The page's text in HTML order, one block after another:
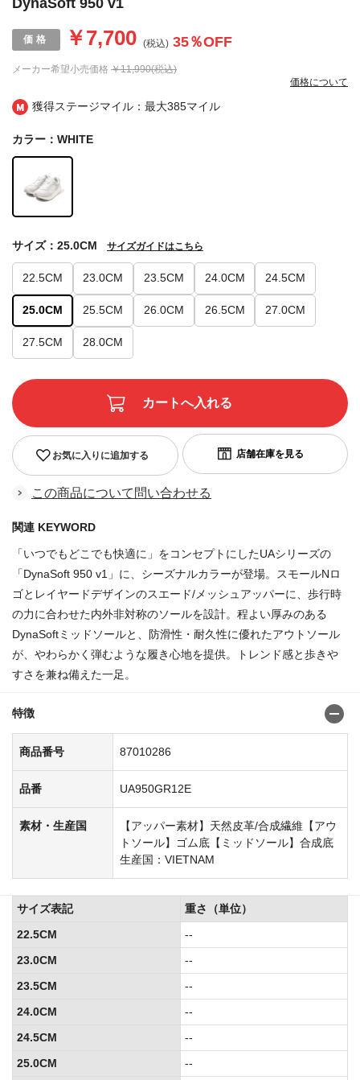
獲得ステージマイル：最大385マイル
DynaSoft 950 v1
メーカー希望小売価格 ￥11,990(税込)
￥7,700 (税込) 35％OFF
価格について
カラー：WHITE
22.5CM 23.0CM 23.5CM 24.0CM 24.5CM
25.0CM 25.5CM 26.0CM 26.5CM 27.0CM
27.5CM 28.0CM
サイズ：25.0CM サイズガイドはこちら
お気に入りに追加する
この商品について問い合わせる
関連 KEYWORD
「いつでもどこでも快適に」をコンセプトにしたUAシリーズの
「DynaSoft 950 v1」に、シーズナルカラーが登場。スモールNロ
ゴとレイヤードデザインのスエード/メッシュアッパーに、歩行時
の力に合わせた内外非対称のソールを設計。程よい厚みのある
DynaSoftミッドソールと、防滑性・耐久性に優れたアウトソール
が、やわらかく弾むような履き心地を提供。トレンド感と歩きや
すさを兼ね備えた一足。
特徴
商品番号 87010286
品番 UA950GR12E
素材・生産国
【アッパー素材】天然皮革/合成繊維【アウ
トソール】ゴム底【ミッドソール】合成底
生産国：VIETNAM
サイズ表記
重さ（単位）
22.5CM
--
23.0CM
--
23.5CM
--
24.0CM
--
24.5CM
--
25.0CM
--